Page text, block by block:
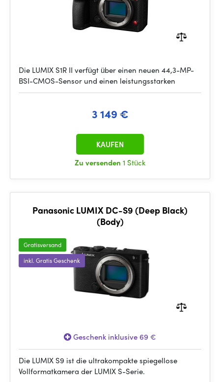
Die LUMIX S1R II verfügt über einen neuen 44,3-MP-
BSI-CMOS-Sensor und einen leistungsstarken
3 149 €
Zu versenden 1 Stück
KAUFEN
Panasonic LUMIX DC-S9 (Deep Black)
(Body)
Gratisversand
inkl. Gratis Geschenk
Geschenk inklusive 69 €
Die LUMIX S9 ist die ultrakompakte spiegellose
Vollformatkamera der LUMIX S-Serie.